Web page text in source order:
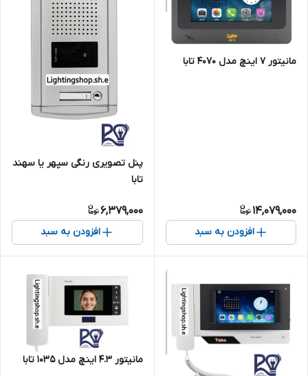
مانیتور ۷ اینچ مدل ۴۰۷۰ تابا
14,079,000
افزودن به سبد
پنل تصویری رنگی سپهر یا سهند
تابا
6,379,000
افزودن به سبد
مانیتور ۴.۳ اینچ مدل ۱۰۳۵ تابا